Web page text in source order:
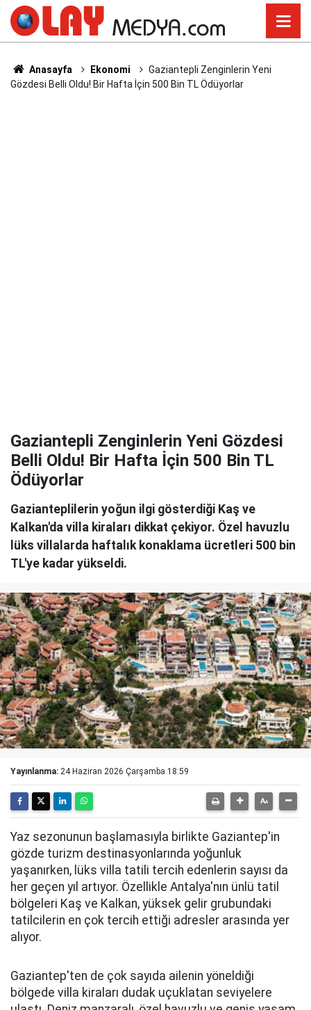
Anasayfa Ekonomi
Gaziantepli Zenginlerin Yeni
Gözdesi Belli Oldu! Bir Hafta İçin 500 Bin TL Ödüyorlar
Gaziantepli Zenginlerin Yeni Gözdesi
Belli Oldu! Bir Hafta İçin 500 Bin TL
Ödüyorlar
Gazianteplilerin yoğun ilgi gösterdiği Kaş ve
Kalkan'da villa kiraları dikkat çekiyor. Özel havuzlu
lüks villalarda haftalık konaklama ücretleri 500 bin
TL'ye kadar yükseldi.
Yayınlanma: 24 Haziran 2026 Çarşamba 18:59
Yaz sezonunun başlamasıyla birlikte Gaziantep'in
gözde turizm destinasyonlarında yoğunluk
yaşanırken, lüks villa tatili tercih edenlerin sayısı da
her geçen yıl artıyor. Özellikle Antalya'nın ünlü tatil
bölgeleri Kaş ve Kalkan, yüksek gelir grubundaki
tatilcilerin en çok tercih ettiği adresler arasında yer
alıyor.
Gaziantep'ten de çok sayıda ailenin yöneldiği
bölgede villa kiraları dudak uçuklatan seviyelere